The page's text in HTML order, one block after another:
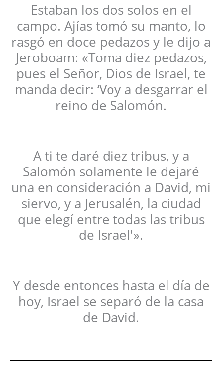
Estaban los dos solos en el
campo. Ajías tomó su manto, lo
rasgó en doce pedazos y le dijo a
Jeroboam: «Toma diez pedazos,
pues el Señor, Dios de Israel, te
manda decir: ‘Voy a desgarrar el
reino de Salomón.
A ti te daré diez tribus, y a
Salomón solamente le dejaré
una en consideración a David, mi
siervo, y a Jerusalén, la ciudad
que elegí entre todas las tribus
de Israel'».
Y desde entonces hasta el día de
hoy, Israel se separó de la casa
de David.